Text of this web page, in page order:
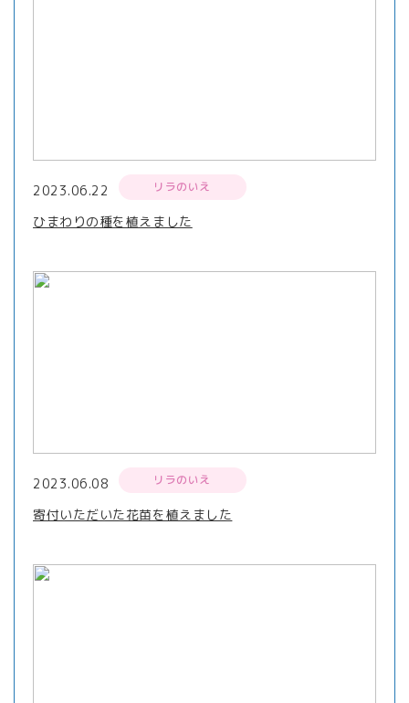
2023.06.22 リラのいえ
ひまわりの種を植えました
2023.06.08 リラのいえ
寄付いただいた花苗を植えました